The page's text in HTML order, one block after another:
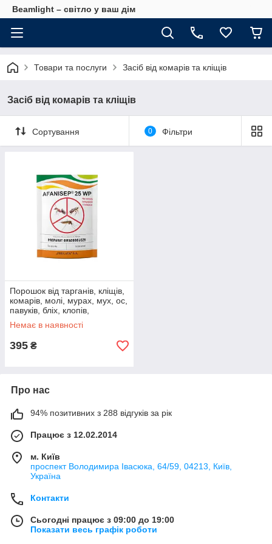
Beamlight – світло у ваш дім
Товари та послуги Засіб від комарів та кліщів
Засіб від комарів та кліщів
Сортування 0 Фільтри
Порошок від тарганів, кліщів,
комарів, молі, мурах, мух, ос,
павуків, бліх, клопів,
товстолобиків Afanisep
Немає в наявності
395 ₴
Про нас
94% позитивних з 288 відгуків за рік
Працює з 12.02.2014
м. Київ
проспект Володимира Івасюка, 64/59, 04213, Київ,
Україна
Контакти
Сьогодні працює з 09:00 до 19:00
Показати весь графік роботи